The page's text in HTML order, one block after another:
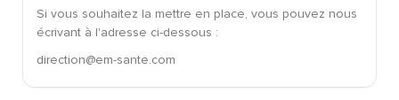
Si vous souhaitez la mettre en place, vous pouvez nous
écrivant à l'adresse ci-dessous :
direction@em-sante.com